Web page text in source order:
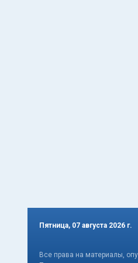
Пятница, 07 августа 2026 г.
Все права на материалы,